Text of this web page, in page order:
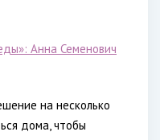
на несколько
дома, чтобы